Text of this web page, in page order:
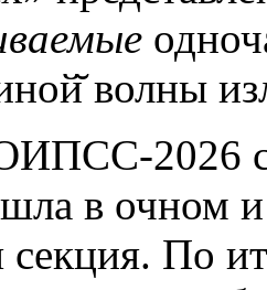
волны
2026
в очном
По